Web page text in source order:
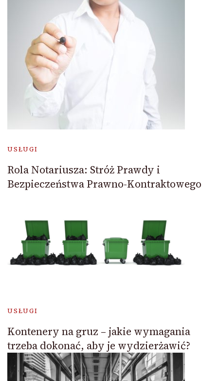
USŁUGI
Rola Notariusza: Stróż Prawdy i
Bezpieczeństwa Prawno-Kontraktowego
USŁUGI
Kontenery na gruz – jakie wymagania
trzeba dokonać, aby je wydzierżawić?